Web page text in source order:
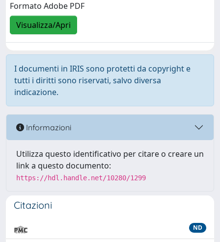
Formato Adobe PDF
Visualizza/Apri
I documenti in IRIS sono protetti da copyright e
tutti i diritti sono riservati, salvo diversa
indicazione.
Informazioni
Utilizza questo identificativo per citare o creare un
link a questo documento:
https://hdl.handle.net/10280/1299
Citazioni
ND